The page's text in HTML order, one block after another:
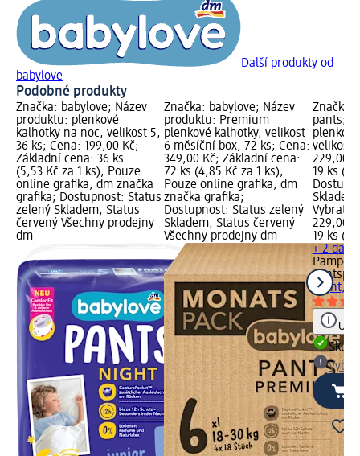
Další produkty od
babylove
Podobné produkty
Značka: babylove; Název
produktu: plenkové
kalhotky na noc, velikost 5,
36 ks; Cena: 199,00 Kč;
Základní cena: 36 ks
(5,53 Kč za 1 ks); Pouze
online grafika, dm značka
grafika; Dostupnost: Status
zelený Skladem, Status
červený Všechny prodejny
dm
Značka: babylove; Název
produktu: Premium
plenkové kalhotky, velikost
6 měsíční box, 72 ks; Cena:
349,00 Kč; Základní cena:
72 ks (4,85 Kč za 1 ks);
Pouze online grafika, dm
značka grafika;
Dostupnost: Status zelený
Skladem, Status červený
Všechny prodejny dm
Značka:
pants;
velikost
229,00
19 ks
Vybrat
229,00
19 ks
+ 2
pants
Night,